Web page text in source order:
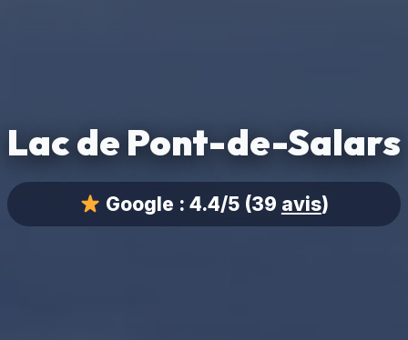
Lac de Pont-de-Salars
Google : 4.4/5(39 avis)